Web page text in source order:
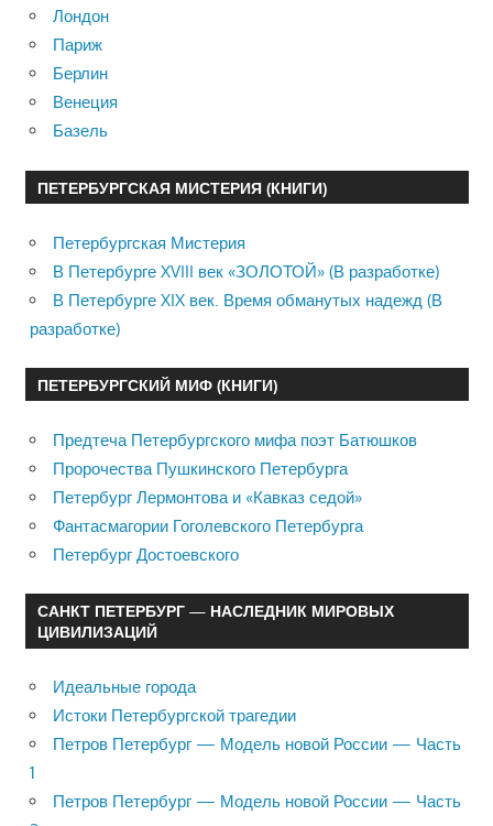
Лондон
Париж
Берлин
Венеция
Базель
ПЕТЕРБУРГСКАЯ МИСТЕРИЯ (КНИГИ)
Петербургская Мистерия
В Петербурге XVIII век «ЗОЛОТОЙ» (В разработке)
В Петербурге XIX век. Время обманутых надежд (В
разработке)
ПЕТЕРБУРГСКИЙ МИФ (КНИГИ)
Предтеча Петербургского мифа поэт Батюшков
Пророчества Пушкинского Петербурга
Петербург Лермонтова и «Кавказ седой»
Фантасмагории Гоголевского Петербурга
Петербург Достоевского
САНКТ ПЕТЕРБУРГ — НАСЛЕДНИК МИРОВЫХ
ЦИВИЛИЗАЦИЙ
Идеальные города
Истоки Петербургской трагедии
Петров Петербург — Модель новой России — Часть
1
Петров Петербург — Модель новой России — Часть